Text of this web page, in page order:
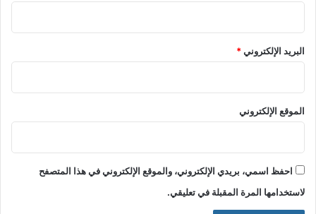
البريد الإلكتروني*
الموقع الإلكتروني
احفظ اسمي، بريدي الإلكتروني، والموقع الإلكتروني في هذا المتصفح
لاستخدامها المرة المقبلة في تعليقي.